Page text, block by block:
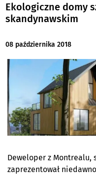
Ekologiczne domy
skandynawskim
08 października 2018
Deweloper z Montrealu,
zaprezentował